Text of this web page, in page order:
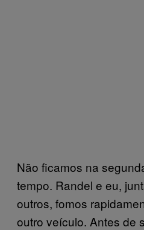
Não ficamos na
tempo. Randel e eu,
outros, fomos
outro veículo. Antes de